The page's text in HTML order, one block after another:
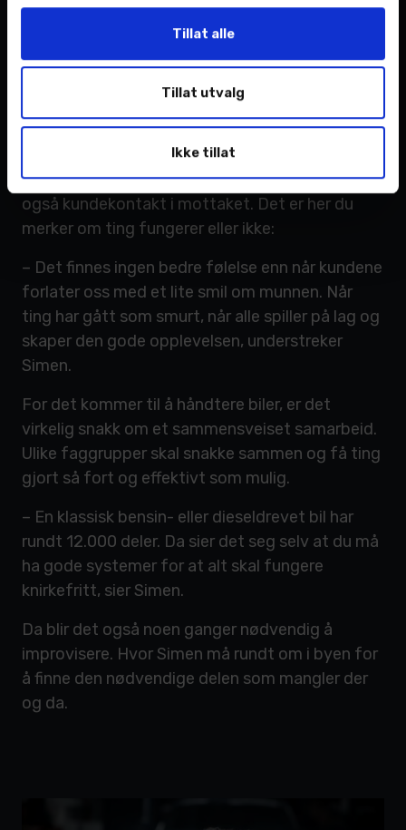
Tillat alle
Tillat utvalg
Ikke tillat
FORTSATT PAPIR: Til tross for en digital hverdag, har Simen og
kollegene fortsatt bruk for de gamle papirkatalogene.
DEN GODE OPPLEVELSEN
Som reservedelsekspeditør inngår som nevnt
også kundekontakt i mottaket. Det er her du
merker om ting fungerer eller ikke:
– Det finnes ingen bedre følelse enn når kundene
forlater oss med et lite smil om munnen. Når
ting har gått som smurt, når alle spiller på lag og
skaper den gode opplevelsen, understreker
Simen.
For det kommer til å håndtere biler, er det
virkelig snakk om et sammensveiset samarbeid.
Ulike faggrupper skal snakke sammen og få ting
gjort så fort og effektivt som mulig.
– En klassisk bensin- eller dieseldrevet bil har
rundt 12.000 deler. Da sier det seg selv at du må
ha gode systemer for at alt skal fungere
knirkefritt, sier Simen.
Da blir det også noen ganger nødvendig å
improvisere. Hvor Simen må rundt om i byen for
å finne den nødvendige delen som mangler der
og da.